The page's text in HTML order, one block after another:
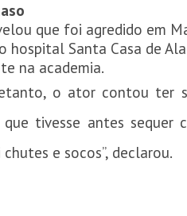
que foi agredido em
hospital Santa Casa de
na academia.
o ator contou ter
tivesse antes sequer
e socos”, declarou.